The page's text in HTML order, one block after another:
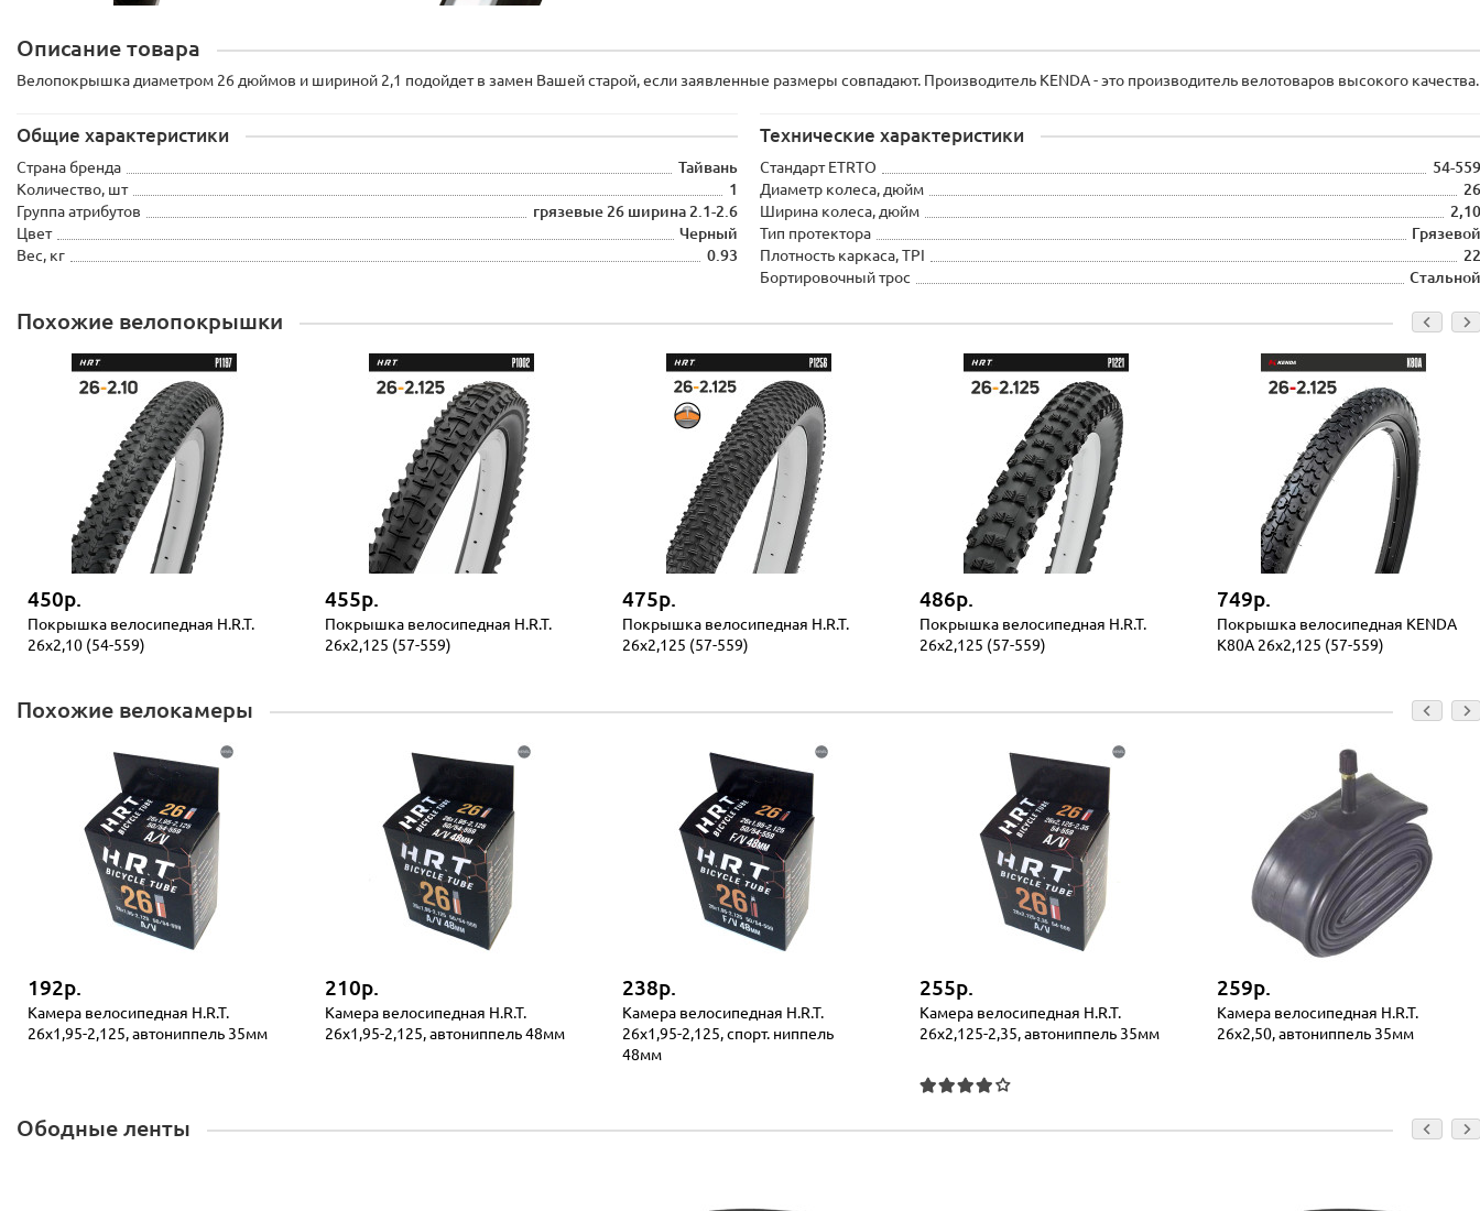
Описание товара
Велопокрышка диаметром 26 дюймов и шириной 2,1 подойдет в замен Вашей старой, если заявленные размеры совпадают. Производитель KENDA - это производитель велотоваров высокого качества.
Общие характеристики
Страна бренда
Тайвань
Количество, шт
1
Группа атрибутов
грязевые 26 ширина 2.1-2.6
Цвет
Черный
Вес, кг
0.93
Технические характеристики
Стандарт ETRTO
54-559
Диаметр колеса, дюйм
26
Ширина колеса, дюйм
2,10
Тип протектора
Грязевой
Плотность каркаса, TPI
22
Бортировочный трос
Стальной
Похожие велопокрышки
450р.
Покрышка велосипедная H.R.T.
26x2,10 (54-559)
455р.
Покрышка велосипедная H.R.T.
26x2,125 (57-559)
475р.
Покрышка велосипедная H.R.T.
26x2,125 (57-559)
486р.
Покрышка велосипедная H.R.T.
26x2,125 (57-559)
749р.
Покрышка велосипедная KENDA
K80A 26x2,125 (57-559)
Похожие велокамеры
192р.
Камера велосипедная H.R.T.
26x1,95-2,125, автониппель 35мм
210р.
Камера велосипедная H.R.T.
26x1,95-2,125, автониппель 48мм
238р.
Камера велосипедная H.R.T.
26x1,95-2,125, спорт. ниппель
48мм
255р.
Камера велосипедная H.R.T.
26x2,125-2,35, автониппель 35мм
259р.
Камера велосипедная H.R.T.
26x2,50, автониппель 35мм
Ободные ленты